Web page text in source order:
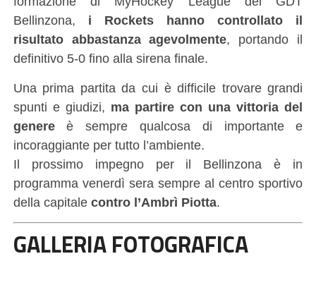
Bellinzona, i Rockets hanno controllato il
risultato abbastanza agevolmente, portando il
definitivo 5-0 fino alla sirena finale.
Una prima partita da cui è difficile trovare grandi
spunti e giudizi, ma partire con una vittoria del
genereè sempre qualcosa di importante e
incoraggiante per tutto l’ambiente.
Il prossimo impegno per il Bellinzona è in
programma venerdì sera sempre al centro sportivo
della capitale contro l’Ambrì Piotta.
GALLERIA FOTOGRAFICA